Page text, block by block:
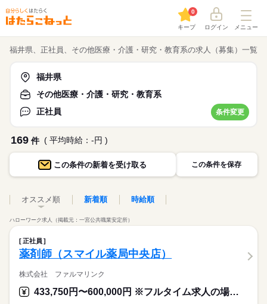
キープ
0
ログイン メニュー
福井県、正社員、その他医療・介護・研究・教育系の求人（募集）一覧
福井県
その他医療・介護・研究・教育系
正社員
条件変更
169 件 ( 平均時給：-円 )
この条件の新着を受け取る この条件を保存
オススメ順 新着順 時給順
ハローワーク求人（掲載元：一宮公共職業安定所）
正社員
薬剤師（スマイル薬局中央店）
株式会社 ファルマリンク
433,750円〜600,000円 ※フルタイム求人の場合は月額（換算額）、パート求人の場合は時間額を表示しています。